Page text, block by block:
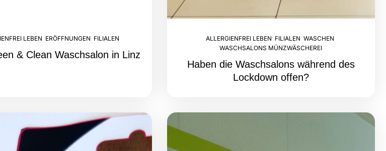
LEBEN ERÖFFNUNGEN FILIALEN
& Clean Waschsalon in Linz
ALLERGIENFREI LEBEN FILIALEN ,WASCHEN
WASCHSALONS MÜNZWÄSCHEREI
Haben die Waschsalons während des
Lockdown offen?